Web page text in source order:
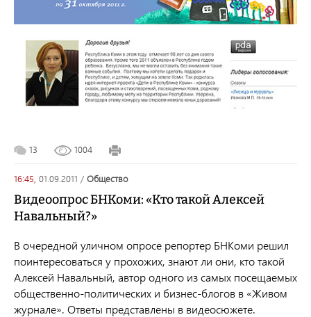
13 1004
16:45, 01.09.2011 / общество
Видеоопрос БНКоми: «Кто такой Алексей
Навальный?»
В очередной уличном опросе репортер БНКоми решил
поинтересоваться у прохожих, знают ли они, кто такой
Алексей Навальный, автор одного из самых посещаемых
общественно-политических и бизнес-блогов в «Живом
журнале». Ответы представлены в видеосюжете.